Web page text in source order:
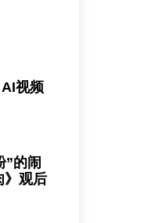
视频
”的闹
观后